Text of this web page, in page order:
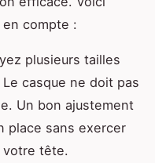
compte :
plusieurs tailles
casque ne doit pas
Un bon ajustement
place sans exercer
votre tête.